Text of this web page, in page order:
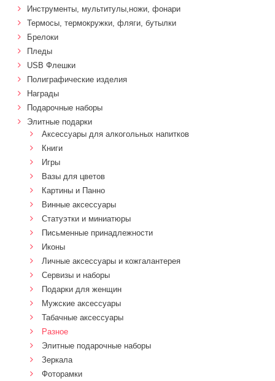
Инструменты, мультитулы,ножи, фонари
Термосы, термокружки, фляги, бутылки
Брелоки
Пледы
USB Флешки
Полиграфические изделия
Награды
Подарочные наборы
Элитные подарки
Аксессуары для алкогольных напитков
Книги
Игры
Вазы для цветов
Картины и Панно
Винные аксессуары
Статуэтки и миниатюры
Письменные принадлежности
Иконы
Личные аксессуары и кожгалантерея
Сервизы и наборы
Подарки для женщин
Мужские аксессуары
Табачные аксессуары
Разное
Элитные подарочные наборы
Зеркала
Фоторамки